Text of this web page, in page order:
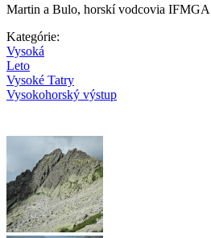
Martin a Bulo, horskí vodcovia IFMGA
Kategórie:
Vysoká
Leto
Vysoké Tatry
Vysokohorský výstup